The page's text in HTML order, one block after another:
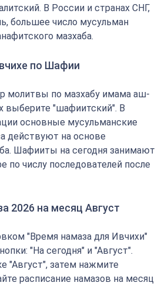
В России и странах СНГ,
большее число мусульман
мазхаба.
по Шафии
молитвы по мазхабу имама аш-
выберите "шафиитский". В
основные мусульманские
действуют на основе
Шафииты на сегодня занимают
по числу последователей после
2026 на месяц Август
"Время намаза для Ивчихи"
"На сегодня" и "Август".
"Август", затем нажмите
расписание намазов на месяц